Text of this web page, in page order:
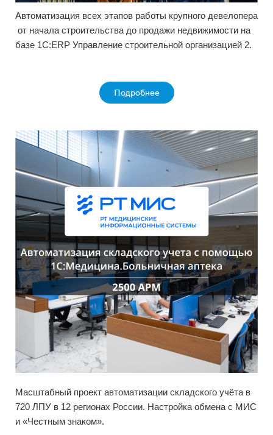
Автоматизация всех этапов работы крупного девелопера
от начала строительства до продажи недвижимости на
базе 1С:ERP Управление строительной организацией 2.
Подробнее
Масштабный проект автоматизации складского учёта в
720 ЛПУ в 12 регионах России. Настройка обмена с МИС
и «Честным знаком».